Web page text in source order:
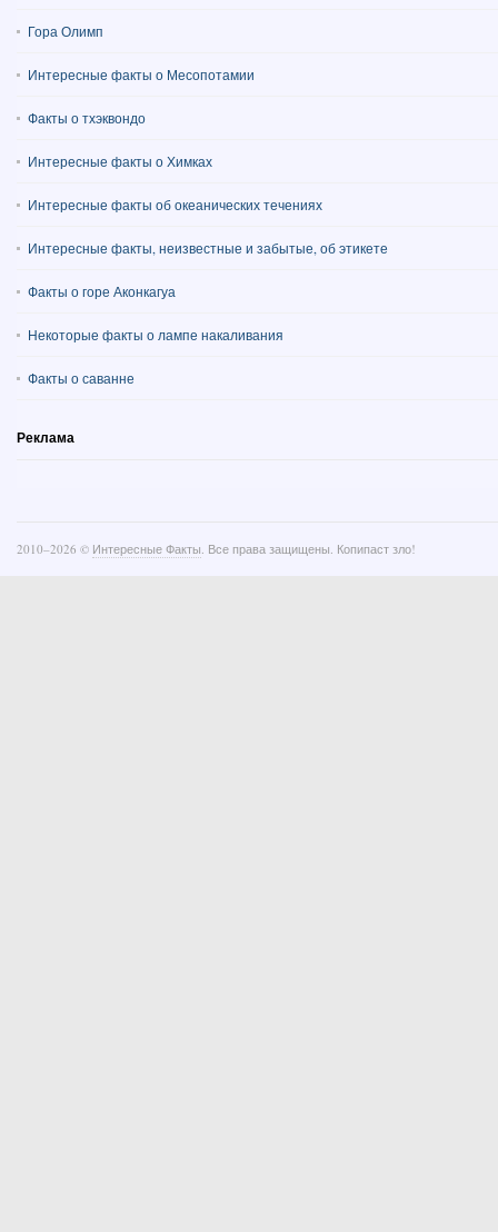
Гора Олимп
Интересные факты о Месопотамии
Факты о тхэквондо
Интересные факты о Химках
Интересные факты об океанических течениях
Интересные факты, неизвестные и забытые, об этикете
Факты о горе Аконкагуа
Некоторые факты о лампе накаливания
Факты о саванне
Реклама
2010–2026 © Интересные Факты. Все права защищены. Копипаст зло!